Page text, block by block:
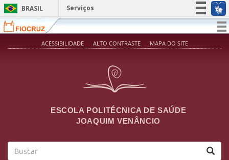
Pular para o conteúdo principal
BRASIL
Serviços
Simplifique!
Participe
ACESSIBILIDADE ALTO CONTRASTE MAPA DO SITE
ESCOLA POLITÉCNICA DE SAÚDE
JOAQUIM VENÂNCIO